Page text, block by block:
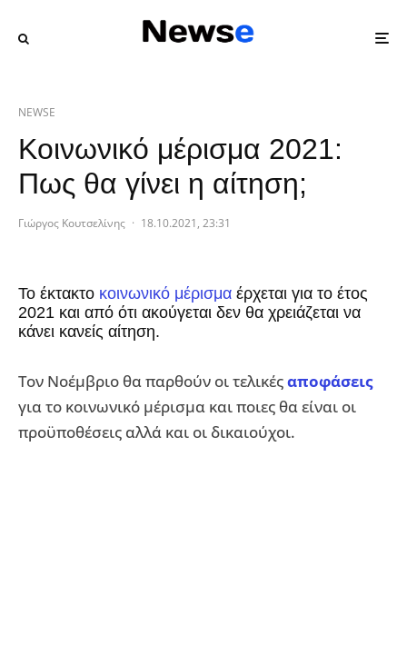
NEWSE
Κοινωνικό μέρισμα 2021:
Πως θα γίνει η αίτηση;
Γιώργος Κουτσελίνης · 18.10.2021, 23:31
Το έκτακτο κοινωνικό μέρισμα έρχεται για το έτος
2021 και από ότι ακούγεται δεν θα χρειάζεται να
κάνει κανείς αίτηση.
Τον Νοέμβριο θα παρθούν οι τελικέςαποφάσεις
για το κοινωνικό μέρισμα και ποιες θα είναι οι
προϋποθέσεις αλλά και οι δικαιούχοι.